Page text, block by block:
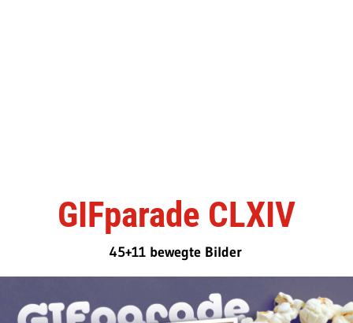
GIFparade CLXIV
45+11 bewegte Bilder